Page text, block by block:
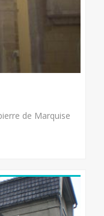
de Marquise